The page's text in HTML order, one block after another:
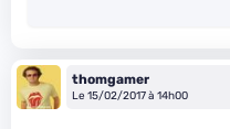
thomgamer
Le 15/02/2017 à 14h00